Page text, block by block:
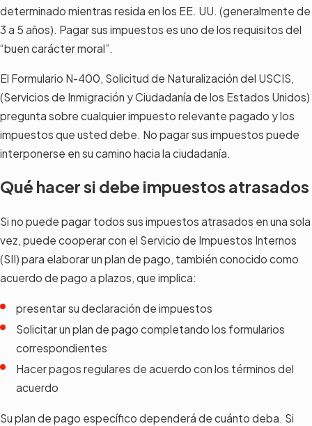
determinado mientras resida en los EE. UU. (generalmente de
3 a 5 años). Pagar sus impuestos es uno de los requisitos del
“buen carácter moral”.
El Formulario N-400, Solicitud de Naturalización del USCIS,
(Servicios de Inmigración y Ciudadanía de los Estados Unidos)
pregunta sobre cualquier impuesto relevante pagado y los
impuestos que usted debe. No pagar sus impuestos puede
interponerse en su camino hacia la ciudadanía.
Qué hacer si debe impuestos atrasados
Si no puede pagar todos sus impuestos atrasados en una sola
vez, puede cooperar con el Servicio de Impuestos Internos
(SII) para elaborar un plan de pago, también conocido como
acuerdo de pago a plazos, que implica:
presentar su declaración de impuestos
Solicitar un plan de pago completando los formularios
correspondientes
Hacer pagos regulares de acuerdo con los términos del
acuerdo
Su plan de pago específico dependerá de cuánto deba. Si